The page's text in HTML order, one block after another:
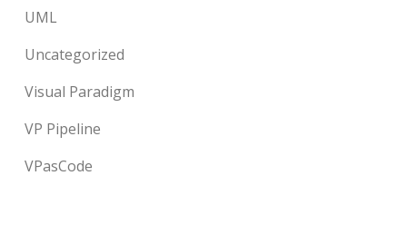
UML
Uncategorized
Visual Paradigm
VP Pipeline
VPasCode